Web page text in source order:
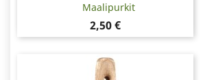
Maalipurkit
Hinta
2,50 €